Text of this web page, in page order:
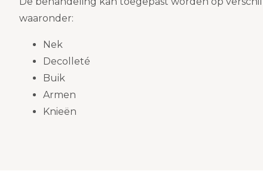
waaronder:
Nek
Decolleté
Buik
Armen
Knieën